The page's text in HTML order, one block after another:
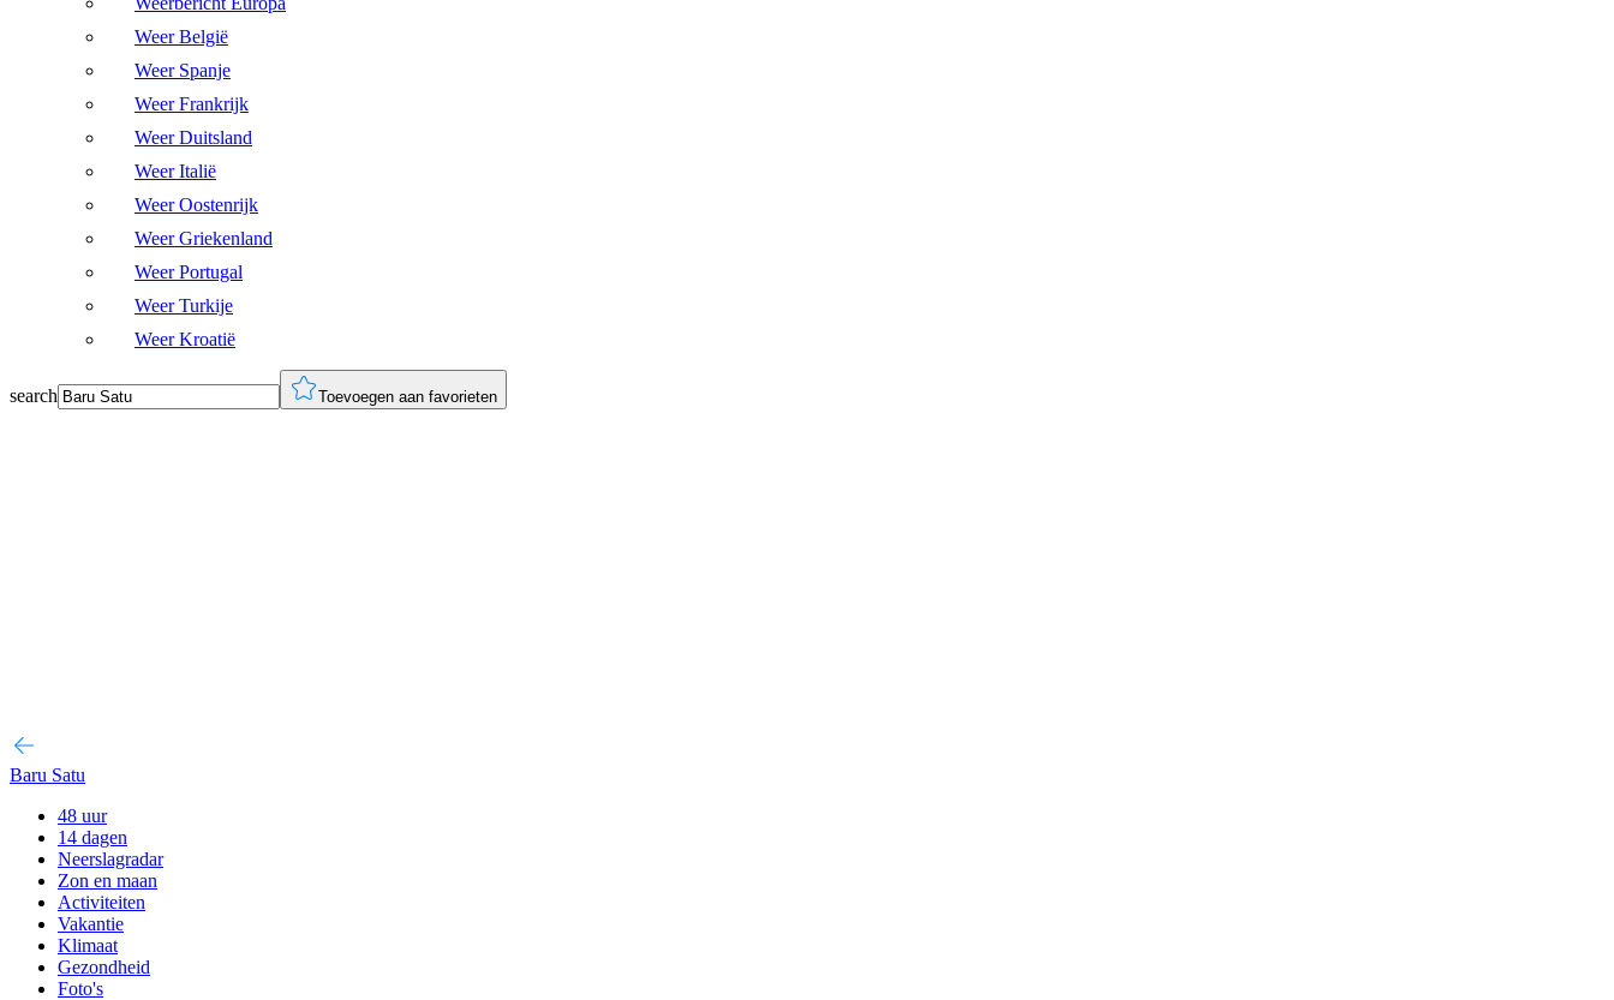
Weer België
Weer Spanje
Weer Frankrijk
Weer Duitsland
Weer Italië
Weer Oostenrijk
Weer Griekenland
Weer Portugal
Weer Turkije
Weer Kroatië
search Toevoegen aan favorieten
Baru Satu
48 uur
14 dagen
Neerslagradar
Zon en maan
Activiteiten
Vakantie
Klimaat
Gezondheid
Foto's